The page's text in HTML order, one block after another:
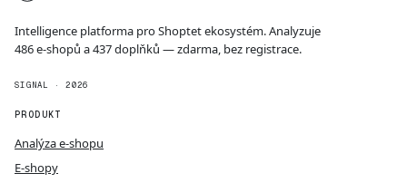
Intelligence platforma pro Shoptet ekosystém. Analyzuje
486 e-shopů a 437 doplňků — zdarma, bez registrace.
SIGNAL · 2026
PRODUKT
Analýza e-shopu
E-shopy